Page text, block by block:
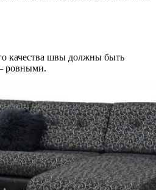
качества швы должны быть
ровными.